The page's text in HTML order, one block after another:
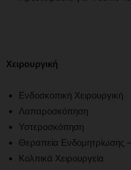
Χειρουργική
Ενδοσκοπική Χειρουργική
Λαπαροσκόπηση
Υστεροσκόπηση
Θεραπεία Ενδομητρίωσης
Κολπικά Χειρουργεία